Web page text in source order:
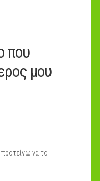
που
μου
προτείνω να το